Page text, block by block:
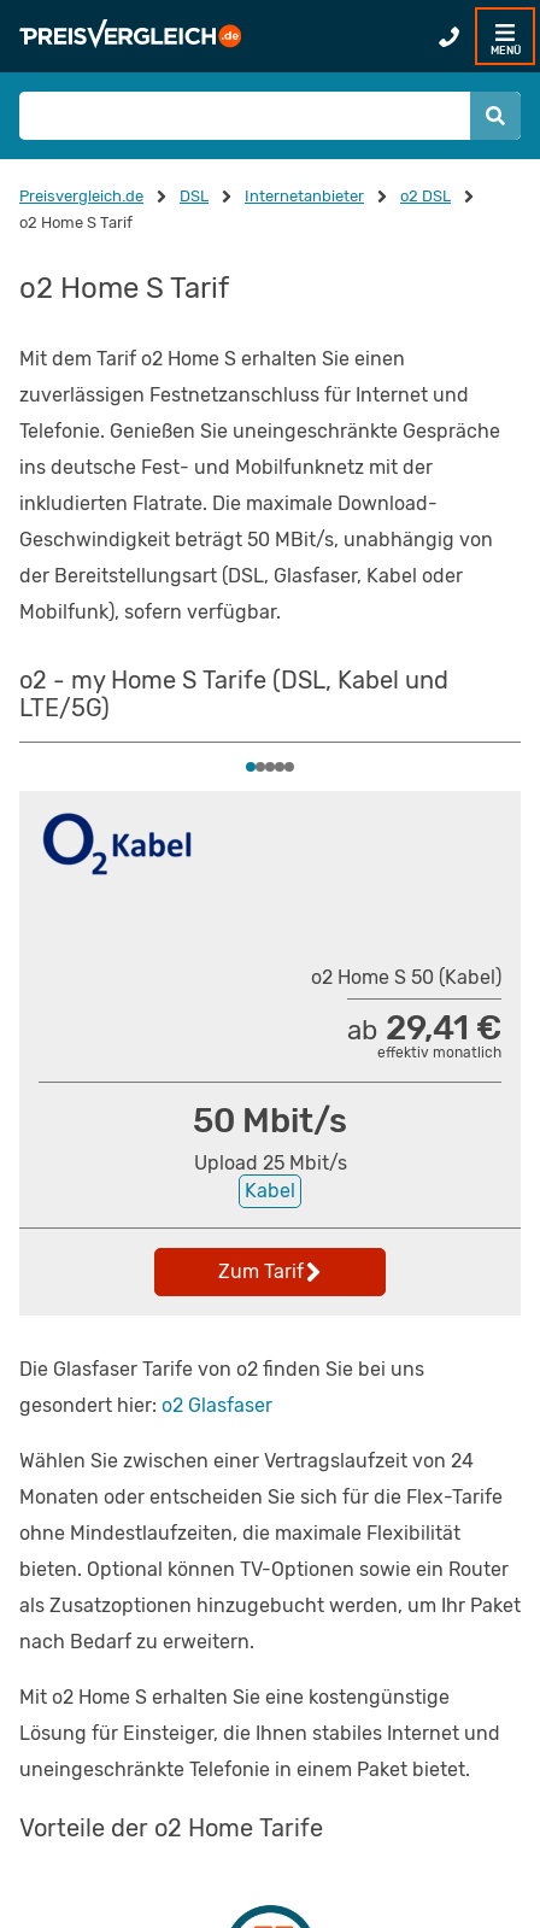
MENÜ
Preisvergleich.de DSL Internetanbieter
o2 DSL
o2 Home S Tarif
o2 Home S Tarif
Mit dem Tarif o2 Home S erhalten Sie einen
zuverlässigen Festnetzanschluss für Internet und
Telefonie. Genießen Sie uneingeschränkte Gespräche
ins deutsche Fest- und Mobilfunknetz mit der
inkludierten Flatrate. Die maximale Download-
Geschwindigkeit beträgt 50 MBit/s, unabhängig von
der Bereitstellungsart (DSL, Glasfaser, Kabel oder
Mobilfunk), sofern verfügbar.
o2 - my Home S Tarife (DSL, Kabel und
LTE/5G)
o2 Home S 50 (Kabel)
ab 29,41 €
effektiv monatlich
50 Mbit/s
Upload 25 Mbit/s
Kabel
Zum Tarif
Die Glasfaser Tarife von o2 finden Sie bei uns
gesondert hier: o2 Glasfaser
Wählen Sie zwischen einer Vertragslaufzeit von 24
Monaten oder entscheiden Sie sich für die Flex-Tarife
ohne Mindestlaufzeiten, die maximale Flexibilität
bieten. Optional können TV-Optionen sowie ein Router
als Zusatzoptionen hinzugebucht werden, um Ihr Paket
nach Bedarf zu erweitern.
Mit o2 Home S erhalten Sie eine kostengünstige
Lösung für Einsteiger, die Ihnen stabiles Internet und
uneingeschränkte Telefonie in einem Paket bietet.
Vorteile der o2 Home Tarife